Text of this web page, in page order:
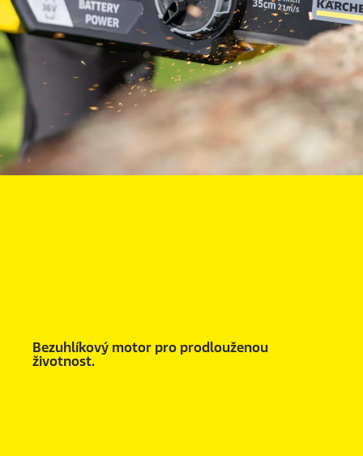
Bezuhlíkový motor pro prodlouženou
životnost.